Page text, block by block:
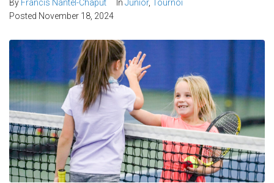
By Francis Nantel-Chaput In Junior, Tournoi
Posted November 18, 2024